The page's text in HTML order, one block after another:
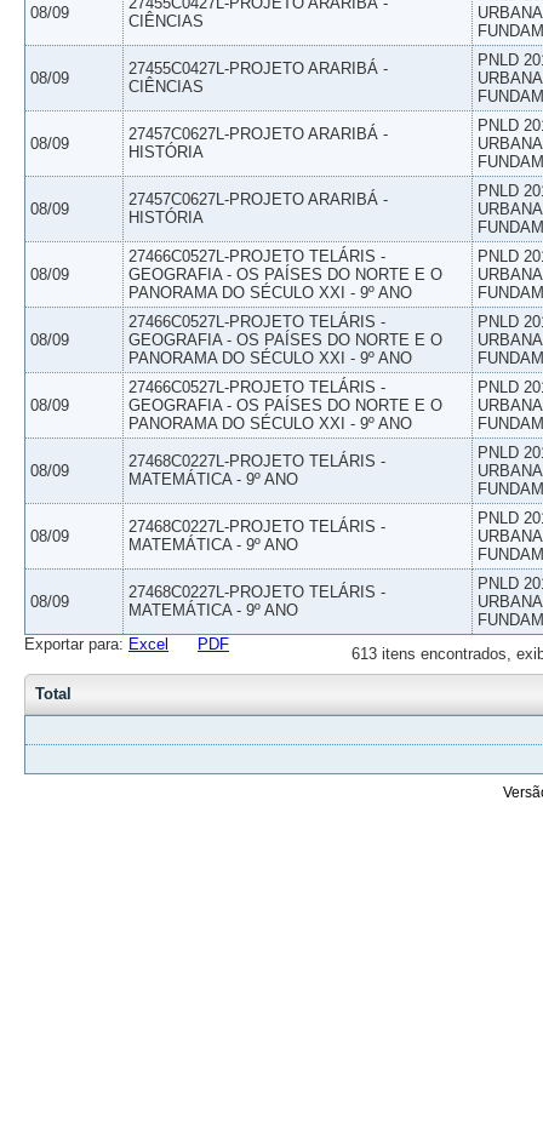
08/09
CIÊNCIAS
08/09
27455C0427L-PROJETO ARARIBÁ -
CIÊNCIAS
PNLD
08/09
27457C0627L-PROJETO ARARIBÁ -
HISTÓRIA
PNLD
08/09
27457C0627L-PROJETO ARARIBÁ -
HISTÓRIA
PNLD
08/09
27466C0527L-PROJETO TELÁRIS -
GEOGRAFIA - OS PAÍSES DO NORTE E O
PANORAMA DO SÉCULO XXI - 9º ANO
PNLD
08/09
27466C0527L-PROJETO TELÁRIS -
GEOGRAFIA - OS PAÍSES DO NORTE E O
PANORAMA DO SÉCULO XXI - 9º ANO
PNLD
08/09
27466C0527L-PROJETO TELÁRIS -
GEOGRAFIA - OS PAÍSES DO NORTE E O
PANORAMA DO SÉCULO XXI - 9º ANO
PNLD
08/09
27468C0227L-PROJETO TELÁRIS -
MATEMÁTICA - 9º ANO
PNLD
08/09
27468C0227L-PROJETO TELÁRIS -
MATEMÁTICA - 9º ANO
PNLD
08/09
27468C0227L-PROJETO TELÁRIS -
MATEMÁTICA - 9º ANO
PNLD
613 itens encontrados,
Exportar para: Excel PDF
Total